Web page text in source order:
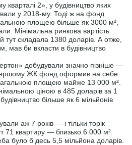
кварталі 2», у будівництво яких
у 2018-му. Тоді ж на фонд
площею більше як 3000 м²,
Мінімальна ринкова вартість
тут складала 1380 доларів. А отже,
мав би вкласти в будівництво
добудували значно пізніше —
ЖК фонд оформив на себе
площею майже 13 000 м².
ціною в 485 доларів за 1
більше як 6 мільйонів
аж 7 років — і тільки торік
квартиру — близько 6 000 м².
було б десь 5,5 мільйона доларів.